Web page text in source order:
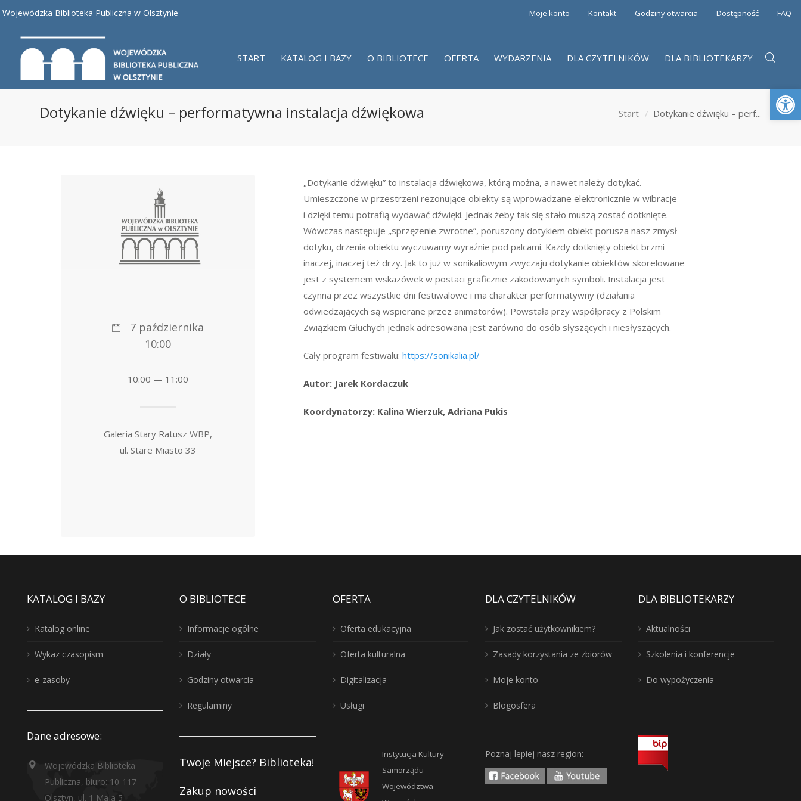
Wojewódzka Biblioteka Publiczna w Olsztynie Moje konto Kontakt Godziny otwarcia Dostępność FAQ
START KATALOG I BAZY O BIBLIOTECE OFERTA WYDARZENIA DLA CZYTELNIKÓW DLA BIBLIOTEKARZY
Dotykanie dźwięku – performatywna instalacja dźwiękowa Start Dotykanie dźwięku – perf...
„Dotykanie dźwięku” to instalacja dźwiękowa, którą można, a nawet należy dotykać.
Umieszczone w przestrzeni rezonujące obiekty są wprowadzane elektronicznie w wibracje
i dzięki temu potrafią wydawać dźwięki. Jednak żeby tak się stało muszą zostać dotknięte.
Wówczas następuje „sprzężenie zwrotne”, poruszony dotykiem obiekt porusza nasz zmysł
dotyku, drżenia obiektu wyczuwamy wyraźnie pod palcami. Każdy dotknięty obiekt brzmi
inaczej, inaczej też drzy. Jak to już w sonikaliowym zwyczaju dotykanie obiektów skorelowane
jest z systemem wskazówek w postaci graficznie zakodowanych symboli. Instalacja jest
czynna przez wszystkie dni festiwalowe i ma charakter performatywny (działania
odwiedzających są wspierane przez animatorów). Powstała przy współpracy z Polskim
Związkiem Głuchych jednak adresowana jest zarówno do osób słyszących i niesłyszących.
Cały program festiwalu: https://sonikalia.pl/
Autor: Jarek Kordaczuk
Koordynatorzy: Kalina Wierzuk, Adriana Pukis
7 października
10:00
10:00 — 11:00
Galeria Stary Ratusz WBP,
ul. Stare Miasto 33
KATALOG I BAZY
Katalog online
Wykaz czasopism
e-zasoby
Dane adresowe:
Wojewódzka Biblioteka
Publiczna, biuro: 10-117
Olsztyn, ul. 1 Maja 5
O BIBLIOTECE
Informacje ogólne
Działy
Godziny otwarcia
Regulaminy
Twoje Miejsce? Biblioteka!
Zakup nowości
OFERTA
Oferta edukacyjna
Oferta kulturalna
Digitalizacja
Usługi
Instytucja Kultury
Samorządu
Województwa
DLA CZYTELNIKÓW
Jak zostać użytkownikiem?
Zasady korzystania ze zbiorów
Moje konto
Blogosfera
Poznaj lepiej nasz region:
DLA BIBLIOTEKARZY
Aktualności
Szkolenia i konferencje
Do wypożyczenia